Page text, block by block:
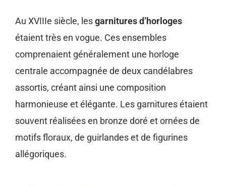
Au XVIIIe siècle, lesgarnitures d’horloges
étaient très en vogue. Ces ensembles
comprenaient généralement une horloge
centrale accompagnée de deux candélabres
assortis, créant ainsi une composition
harmonieuse et élégante. Les garnitures étaient
souvent réalisées en bronze doré et ornées de
motifs floraux, de guirlandes et de figurines
allégoriques.